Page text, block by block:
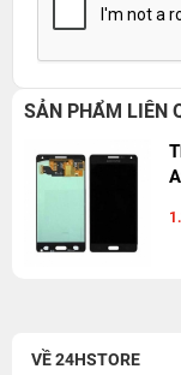
SẢN PHẨM LIÊN
VỀ 24HSTORE